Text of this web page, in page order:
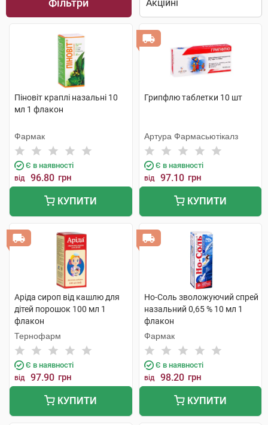
Піновіт краплі назальні 10
мл 1 флакон
Фармак
Є в наявності
від 96.80 грн
КУПИТИ
Грипфлю таблетки 10 шт
Артура Фармасьютікалз
Є в наявності
від 97.10 грн
КУПИТИ
Аріда сироп від кашлю для
дітей порошок 100 мл 1
флакон
Тернофарм
Є в наявності
від 97.90 грн
КУПИТИ
Но-Соль зволожуючий спрей
назальний 0,65 % 10 мл 1
флакон
Фармак
Є в наявності
від 98.20 грн
КУПИТИ